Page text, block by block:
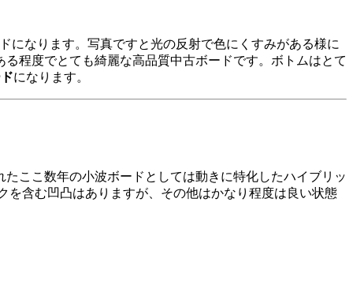
になります。写真ですと光の反射で色にくすみがある様に
程度でとても綺麗な高品質中古ボードです。ボトムはとて
になります。
ここ数年の小波ボードとしては動きに特化したハイブリッ
を含む凹凸はありますが、その他はかなり程度は良い状態